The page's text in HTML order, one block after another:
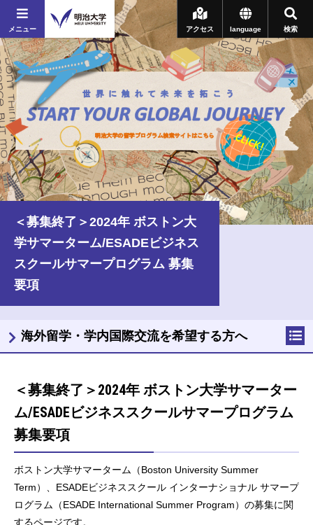
メニュー 検索
language
アクセス
＜募集終了＞2024年 ボストン大
学サマーターム/ESADEビジネス
スクールサマープログラム 募集
要項
＜募集終了＞2024年 ボストン大学サマーター
ム/ESADEビジネススクールサマープログラム
募集要項
ボストン大学サマーターム（Boston University Summer
Term）、ESADEビジネススクール インターナショナル サマープ
ログラム（ESADE International Summer Program）の募集に関
するページです。
海外留学・学内国際交流を希望する方へ